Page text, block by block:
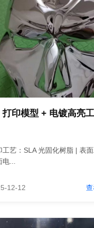
打印模型 + 电镀高亮
工艺：SLA 光固化树脂 | 表面
...
12-12